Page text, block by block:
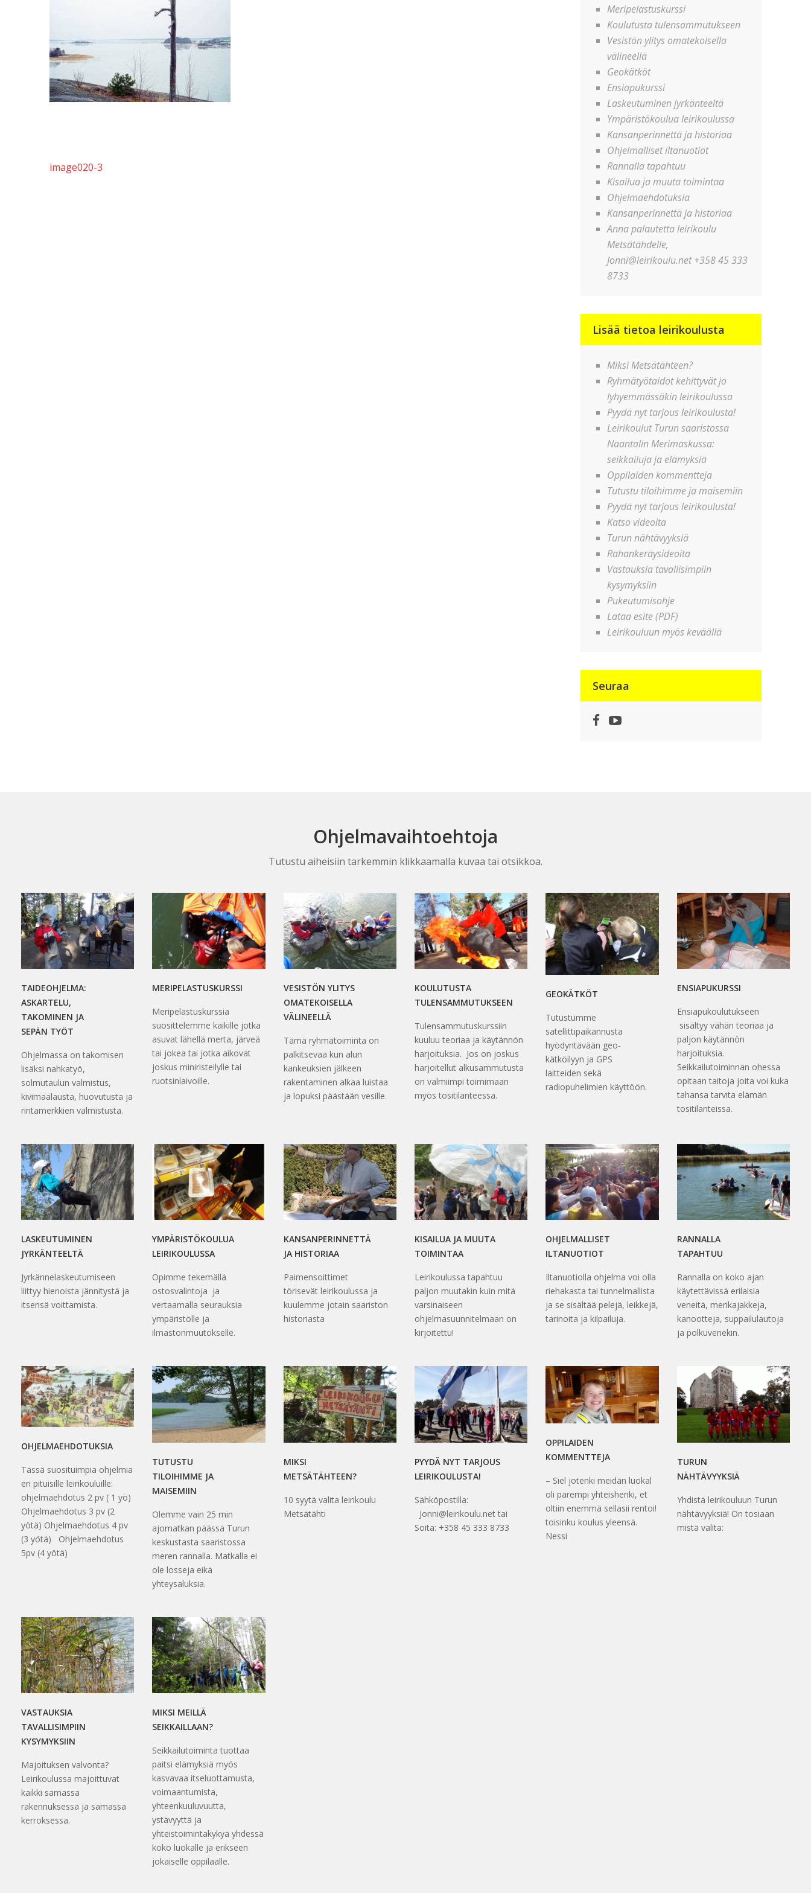
Artikkelien
image020-3
Meripelastuskurssi
Koulutusta tulensammutukseen
Vesistön ylitys omatekoisella
välineellä
Geokätköt
Ensiapukurssi
Laskeutuminen jyrkänteeltä
Ympäristökoulua leirikoulussa
Kansanperinnettä ja historiaa
Ohjelmalliset iltanuotiot
Rannalla tapahtuu
Kisailua ja muuta toimintaa
Ohjelmaehdotuksia
Kansanperinnettä ja historiaa
Anna palautetta leirikoulu
Metsätähdelle,
Jonni@leirikoulu.net +358 45 333
8733
Lisää tietoa leirikoulusta
Miksi Metsätähteen?
Ryhmätyötaidot kehittyvät jo
lyhyemmässäkin leirikoulussa
Pyydä nyt tarjous leirikoulusta!
Leirikoulut Turun saaristossa
Naantalin Merimaskussa:
seikkailuja ja elämyksiä
Oppilaiden kommentteja
Tutustu tiloihimme ja maisemiin
Pyydä nyt tarjous leirikoulusta!
Katso videoita
Turun nähtävyyksiä
Rahankeräysideoita
Vastauksia tavallisimpiin
kysymyksiin
Pukeutumisohje
Lataa esite (PDF)
Leirikouluun myös keväällä
Seuraa
Facebook
YouTube
Ohjelmavaihtoehtoja
Tutustu aiheisiin tarkemmin klikkaamalla kuvaa tai otsikkoa.
TAIDEOHJELMA:
ASKARTELU,
TAKOMINEN JA
SEPÄN TYÖT
Ohjelmassa on takomisen
lisäksi nahkatyö,
solmutaulun valmistus,
kivimaalausta, huovutusta ja
rintamerkkien valmistusta.
MERIPELASTUSKURSSI
Meripelastuskurssia
suosittelemme kaikille jotka
asuvat lähellä merta, järveä
tai jokea tai jotka aikovat
joskus miniristeilylle tai
ruotsinlaivoille.
VESISTÖN YLITYS
OMATEKOISELLA
VÄLINEELLÄ
Tämä ryhmätoiminta on
palkitsevaa kun alun
kankeuksien jälkeen
rakentaminen alkaa luistaa
ja lopuksi päästään vesille.
KOULUTUSTA
TULENSAMMUTUKSEEN
Tulensammutuskurssiin
kuuluu teoriaa ja käytännön
harjoituksia. Jos on joskus
harjoitellut alkusammutusta
on valmiimpi toimimaan
myös tositilanteessa.
GEOKÄTKÖT
Tutustumme
satellittipaikannusta
hyödyntävään geo-
kätköilyyn ja GPS
laitteiden sekä
radiopuhelimien käyttöön.
ENSIAPUKURSSI
Ensiapukoulutukseen
sisältyy vähän teoriaa ja
paljon käytännön
harjoituksia.
Seikkailutoiminnan ohessa
opitaan taitoja joita voi kuka
tahansa tarvita elämän
tositilanteissa.
LASKEUTUMINEN
JYRKÄNTEELTÄ
Jyrkännelaskeutumiseen
liittyy hienoista jännitystä ja
itsensä voittamista.
YMPÄRISTÖKOULUA
LEIRIKOULUSSA
Opimme tekemällä
ostosvalintoja ja
vertaamalla seurauksia
ympäristölle ja
ilmastonmuutokselle.
KANSANPERINNETTÄ
JA HISTORIAA
Paimensoittimet
törisevät leirikoulussa ja
kuulemme jotain saariston
historiasta
KISAILUA JA MUUTA
TOIMINTAA
Leirikoulussa tapahtuu
paljon muutakin kuin mitä
varsinaiseen
ohjelmasuunnitelmaan on
kirjoitettu!
OHJELMALLISET
ILTANUOTIOT
Iltanuotiolla ohjelma voi olla
riehakasta tai tunnelmallista
ja se sisältää pelejä, leikkejä,
tarinoita ja kilpailuja.
RANNALLA
TAPAHTUU
Rannalla on koko ajan
käytettävissä erilaisia
veneitä, merikajakkeja,
kanootteja, suppailulautoja
ja polkuvenekin.
OHJELMAEHDOTUKSIA
Tässä suosituimpia ohjelmia
eri pituisille leirikouluille:
ohjelmaehdotus 2 pv ( 1 yö)
Ohjelmaehdotus 3 pv (2
yötä) Ohjelmaehdotus 4 pv
(3 yötä) Ohjelmaehdotus
5pv (4 yötä)
TUTUSTU
TILOIHIMME JA
MAISEMIIN
Olemme vain 25 min
ajomatkan päässä Turun
keskustasta saaristossa
meren rannalla. Matkalla ei
ole losseja eikä
yhteysaluksia.
MIKSI
METSÄTÄHTEEN?
10 syytä valita leirikoulu
Metsätähti
PYYDÄ NYT TARJOUS
LEIRIKOULUSTA!
Sähköpostilla:
Jonni@leirikoulu.net tai
Soita: +358 45 333 8733
OPPILAIDEN
KOMMENTTEJA
– Siel jotenki meidän luokal
oli parempi yhteishenki, et
oltiin enemmä sellasii rentoi!
toisinku koulus yleensä.
Nessi
TURUN
NÄHTÄVYYKSIÄ
Yhdistä leirikouluun Turun
nähtävyyksiä! On tosiaan
mistä valita:
VASTAUKSIA
TAVALLISIMPIIN
KYSYMYKSIIN
Majoituksen valvonta?
Leirikoulussa majoittuvat
kaikki samassa
rakennuksessa ja samassa
kerroksessa.
MIKSI MEILLÄ
SEIKKAILLAAN?
Seikkailutoiminta tuottaa
paitsi elämyksiä myös
kasvavaa itseluottamusta,
voimaantumista,
yhteenkuuluvuutta,
ystävyyttä ja
yhteistoimintakykyä yhdessä
koko luokalle ja erikseen
jokaiselle oppilaalle.